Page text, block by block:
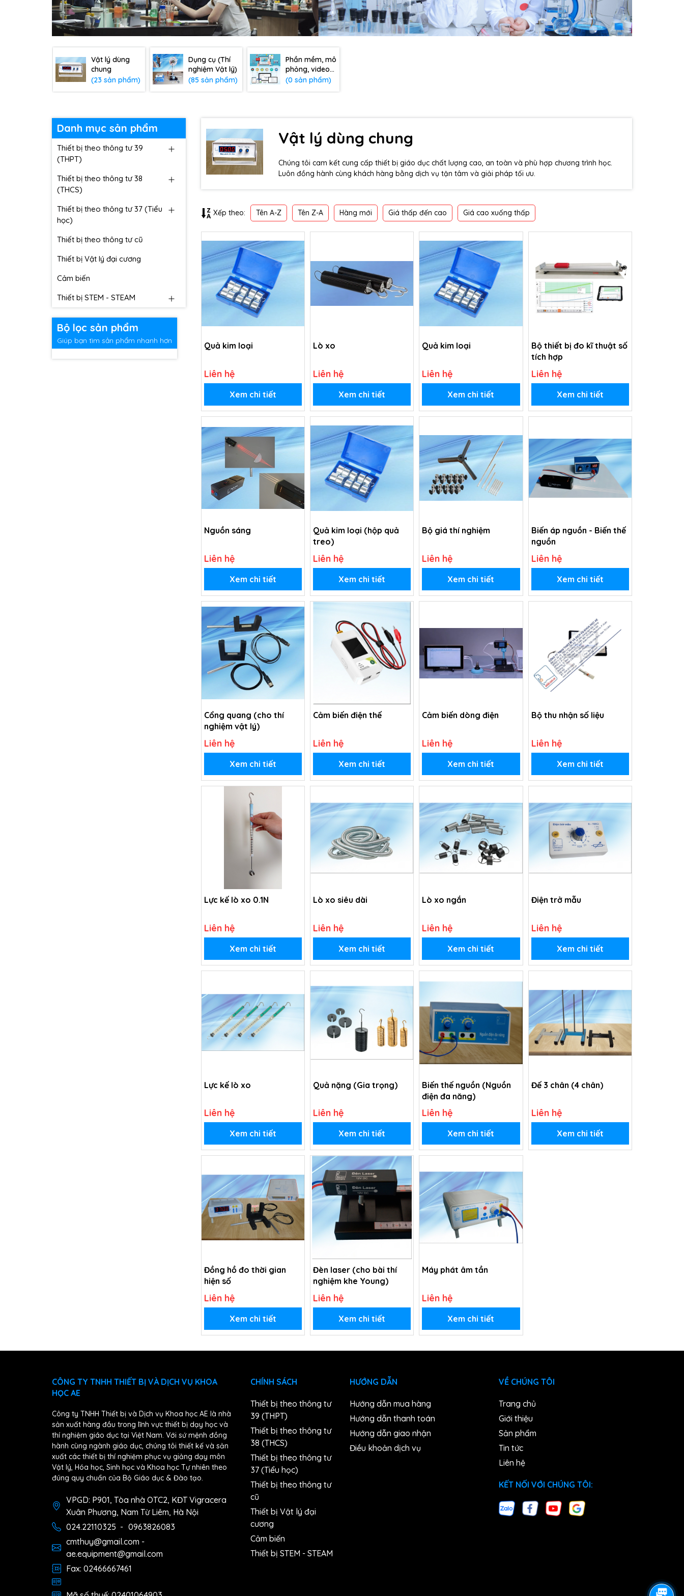
Vật lý dùng
chung
(23 sản phẩm)
Dụng cụ (Thí
nghiệm Vật lý)
(85 sản phẩm)
Phần mềm, mô
phỏng, video
(Vật lý)
(0 sản phẩm)
Danh mục sản phẩm
Thiết bị theo thông tư 39
(THPT)
Thiết bị theo thông tư 38
(THCS)
Thiết bị theo thông tư 37 (Tiểu
học)
Thiết bị theo thông tư cũ
Thiết bị Vật lý đại cương
Cảm biến
Thiết bị STEM - STEAM
Bộ lọc sản phẩm
Giúp bạn tìm sản phẩm nhanh hơn
Vật lý dùng chung
Chúng tôi cam kết cung cấp thiết bị giáo dục chất lượng cao, an toàn và phù hợp chương trình học.
Luôn đồng hành cùng khách hàng bằng dịch vụ tận tâm và giải pháp tối ưu.
Xếp theo: Tên A-Z Tên Z-A Hàng mới Giá thấp đến cao Giá cao xuống thấp
Quả kim loại
Liên hệ
Xem chi tiết
Lò xo
Liên hệ
Xem chi tiết
Quả kim loại
Liên hệ
Xem chi tiết
Bộ thiết bị đo kĩ thuật số
tích hợp
Liên hệ
Xem chi tiết
Nguồn sáng
Liên hệ
Xem chi tiết
Quả kim loại (hộp quả
treo)
Liên hệ
Xem chi tiết
Bộ giá thí nghiệm
Liên hệ
Xem chi tiết
Biến áp nguồn - Biến thế
nguồn
Liên hệ
Xem chi tiết
Cổng quang (cho thí
nghiệm vật lý)
Liên hệ
Xem chi tiết
Cảm biến điện thế
Liên hệ
Xem chi tiết
Cảm biến dòng điện
Liên hệ
Xem chi tiết
Bộ thu nhận số liệu
Liên hệ
Xem chi tiết
Lực kế lò xo 0.1N
Liên hệ
Xem chi tiết
Lò xo siêu dài
Liên hệ
Xem chi tiết
Lò xo ngắn
Liên hệ
Xem chi tiết
Điện trở mẫu
Liên hệ
Xem chi tiết
Lực kế lò xo
Liên hệ
Xem chi tiết
Quả nặng (Gia trọng)
Liên hệ
Xem chi tiết
Biến thế nguồn (Nguồn
điện đa năng)
Liên hệ
Xem chi tiết
Đế 3 chân (4 chân)
Liên hệ
Xem chi tiết
Đồng hồ đo thời gian
hiện số
Liên hệ
Xem chi tiết
Đèn laser (cho bài thí
nghiệm khe Young)
Liên hệ
Xem chi tiết
Máy phát âm tần
Liên hệ
Xem chi tiết
CÔNG TY TNHH THIẾT BỊ VÀ DỊCH VỤ KHOA
HỌC AE
Công ty TNHH Thiết bị và Dịch vụ Khoa học AE là nhà
sản xuất hàng đầu trong lĩnh vực thiết bị dạy học và
thí nghiệm giáo dục tại Việt Nam. Với sứ mệnh đồng
hành cùng ngành giáo dục, chúng tôi thiết kế và sản
xuất các thiết bị thí nghiệm phục vụ giảng dạy môn
Vật lý, Hóa học, Sinh học và Khoa học Tự nhiên theo
đúng quy chuẩn của Bộ Giáo dục & Đào tạo.
VPGD: P901, Tòa nhà OTC2, KĐT Vigracera
Xuân Phương, Nam Từ Liêm, Hà Nội
024.22110325 - 0963826083
cmthuy@gmail.com -
ae.equipment@gmail.com
Fax: 02466667461
CHÍNH SÁCH
Thiết bị theo thông tư
39 (THPT)
Thiết bị theo thông tư
38 (THCS)
Thiết bị theo thông tư
37 (Tiểu học)
Thiết bị theo thông tư
cũ
Thiết bị Vật lý đại
cương
Cảm biến
Thiết bị STEM - STEAM
HƯỚNG DẪN
Hướng dẫn mua hàng
Hướng dẫn thanh toán
Hướng dẫn giao nhận
Điều khoản dịch vụ
VỀ CHÚNG TÔI
Trang chủ
Giới thiệu
Sản phẩm
Tin tức
Liên hệ
KẾT NỐI VỚI CHÚNG TÔI: